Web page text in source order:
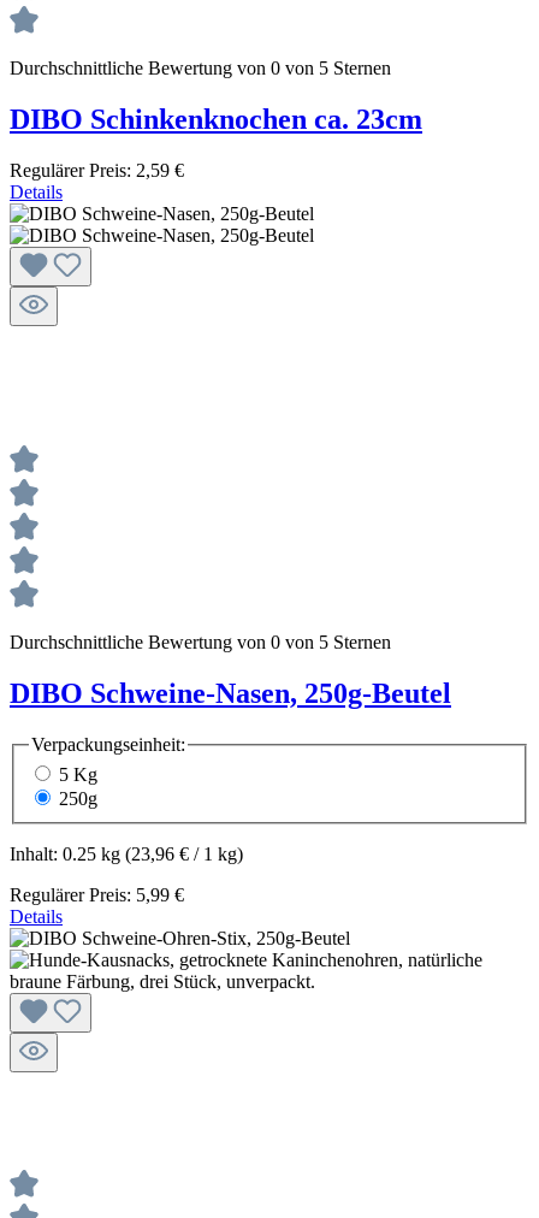
Durchschnittliche Bewertung von 0 von 5 Sternen
DIBO Schinkenknochen ca. 23cm
Regulärer Preis: 2,59 €
Details
Durchschnittliche Bewertung von 0 von 5 Sternen
DIBO Schweine-Nasen, 250g-Beutel
Verpackungseinheit:
5 Kg
250g
Inhalt: 0.25 kg (23,96 € / 1 kg)
Regulärer Preis: 5,99 €
Details